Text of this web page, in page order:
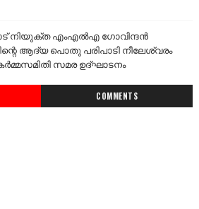
നിയുക്ത എംഎൽഎ ഗോവിന്ദൻ
ആദ്യ പൊതു പരിപാടി നീലേശ്വരം
സമര ഉദ്ഘാടനം
COMMENTS